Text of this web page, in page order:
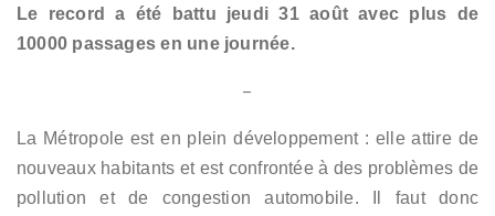
Le record a été battu jeudi 31 août avec plus de
10000 passages en une journée.
–
La Métropole est en plein développement : elle attire de
nouveaux habitants et est confrontée à des problèmes de
pollution et de congestion automobile. Il faut donc